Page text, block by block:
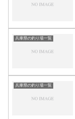
兵庫県の釣り場一覧
兵庫県の釣り場一覧